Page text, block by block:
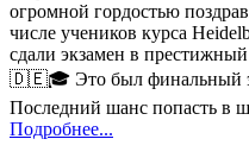
огромной гордостью
числе учеников курса
сдали экзамен в
🇩🇪🎓 Это был финальный
Последний шанс попасть в
Подробнее...